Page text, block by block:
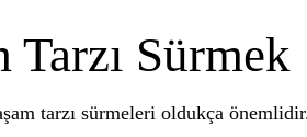
Tarzı Sürmek
tarzı sürmeleri oldukça